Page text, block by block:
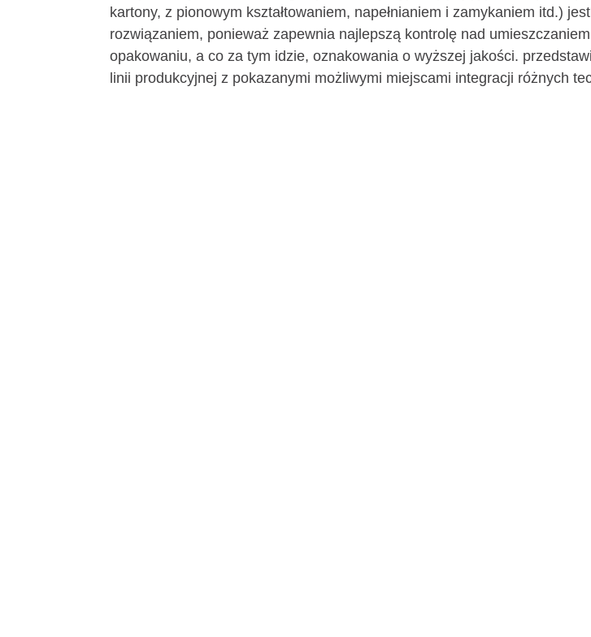
kartony, z pionowym kształtowaniem, napełnianiem i zamykaniem itd.)
rozwiązaniem, ponieważ zapewnia najlepszą kontrolę nad
opakowaniu, a co za tym idzie, oznakowania o wyższej jakości.
linii produkcyjnej z pokazanymi możliwymi miejscami integracji różnych